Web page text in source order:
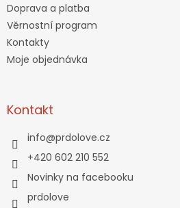
Doprava a platba
Věrnostní program
Kontakty
Moje objednávka
Kontakt
info@prdolove.cz
+420 602 210 552
Novinky na facebooku
prdolove